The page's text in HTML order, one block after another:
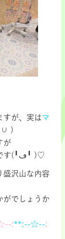
すが、実はマ
)
が
弾力のあるマシュマロで美味しかったです(╹ڡ╹ )♡
盛沢山な内容
がでしょうか
:**:--☆--: